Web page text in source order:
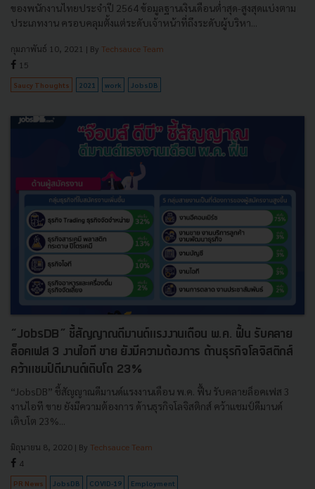
ของพนักงานไทยประจำปี 2564 ข้อมูลฐานเงินเดือนต่ำสุด-สูงสุดแบ่งตาม
ประเภทงาน ครอบคลุมตั้งแต่ระดับเจ้าหน้าที่ถึงระดับผู้บริหา...
กุมภาพันธ์ 10, 2021 | By Techsauce Team
15
Saucy Thoughts 2021 work JobsDB
“JobsDB” ชี้สัญญาณดีมานด์แรงงานเดือน พ.ค. ฟื้น รับคลาย
ล็อคเฟส 3 งานไอที ขาย ยังมีความต้องการ ด้านธุรกิจโลจิสติกส์
คว้าแชมป์ดีมานด์เติบโต 23%
“JobsDB” ชี้สัญญาณดีมานด์แรงงานเดือน พ.ค. ฟื้น รับคลายล็อคเฟส 3
งานไอที ขาย ยังมีความต้องการ ด้านธุรกิจโลจิสติกส์ คว้าแชมป์ดีมานด์
เติบโต 23%...
มิถุนายน 8, 2020 | By Techsauce Team
4
PR News JobsDB COVID-19 Employment